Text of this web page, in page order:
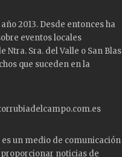
2013. Desde entonces ha
eventos locales
Ntra. Sra. del Valle o San Blas
que suceden en la
un medio de comunicación
noticias de